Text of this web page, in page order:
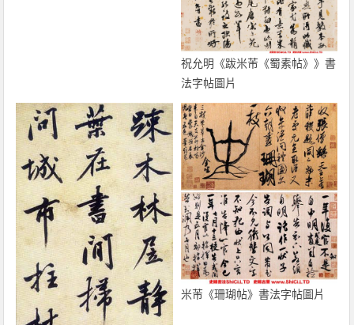
祝允明《跋米芾《蜀素帖》》書
法字帖圖片
米芾《珊瑚帖》書法字帖圖片